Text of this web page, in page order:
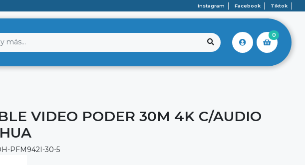
Instagram Facebook Tiktok
0
VIDEO PODER 30M 4K C/AUDIO
PFM942I-30-5